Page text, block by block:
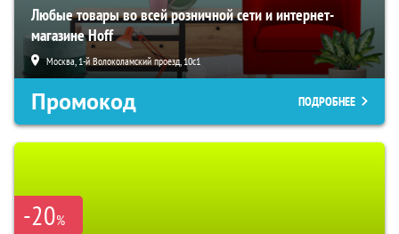
Любые товары во всей розничной сети и интернет-
магазине Hoff
Москва, 1-й Волоколамский проезд, 10с1
Промокод ПОДРОБНЕЕ
-20%